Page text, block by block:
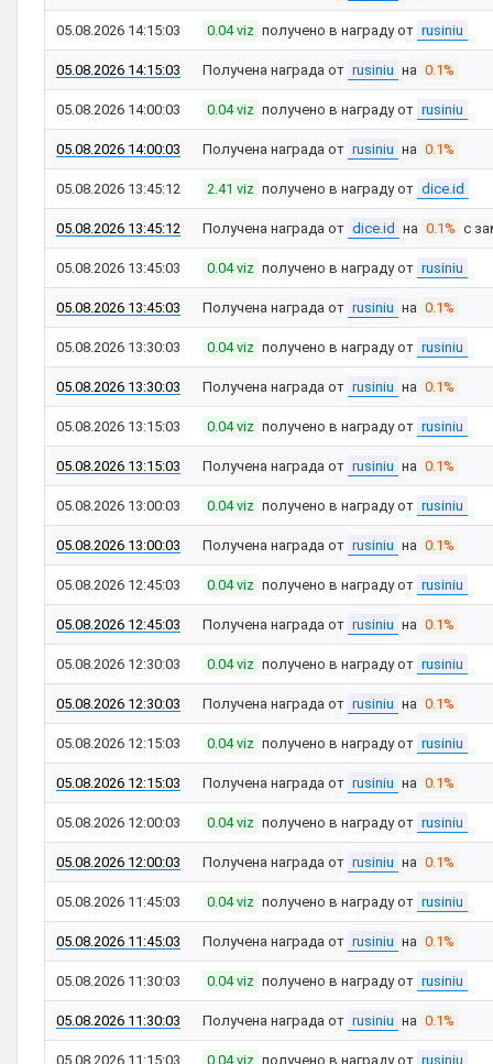
05.08.2026 14:15:03 0.04 viz получено в награду от rusiniu
05.08.2026 14:15:03 Получена награда от rusiniu на 0.1%
05.08.2026 14:00:03 0.04 viz получено в награду от rusiniu
05.08.2026 14:00:03 Получена награда от rusiniu на 0.1%
05.08.2026 13:45:12 2.41 viz получено в награду от dice.id
05.08.2026 13:45:12 Получена награда от dice.id на 0.1% с
05.08.2026 13:45:03 0.04 viz получено в награду от rusiniu
05.08.2026 13:45:03 Получена награда от rusiniu на 0.1%
05.08.2026 13:30:03 0.04 viz получено в награду от rusiniu
05.08.2026 13:30:03 Получена награда от rusiniu на 0.1%
05.08.2026 13:15:03 0.04 viz получено в награду от rusiniu
05.08.2026 13:15:03 Получена награда от rusiniu на 0.1%
05.08.2026 13:00:03 0.04 viz получено в награду от rusiniu
05.08.2026 13:00:03 Получена награда от rusiniu на 0.1%
05.08.2026 12:45:03 0.04 viz получено в награду от rusiniu
05.08.2026 12:45:03 Получена награда от rusiniu на 0.1%
05.08.2026 12:30:03 0.04 viz получено в награду от rusiniu
05.08.2026 12:30:03 Получена награда от rusiniu на 0.1%
05.08.2026 12:15:03 0.04 viz получено в награду от rusiniu
05.08.2026 12:15:03 Получена награда от rusiniu на 0.1%
05.08.2026 12:00:03 0.04 viz получено в награду от rusiniu
05.08.2026 12:00:03 Получена награда от rusiniu на 0.1%
05.08.2026 11:45:03 0.04 viz получено в награду от rusiniu
05.08.2026 11:45:03 Получена награда от rusiniu на 0.1%
05.08.2026 11:30:03 0.04 viz получено в награду от rusiniu
05.08.2026 11:30:03 Получена награда от rusiniu на 0.1%
05.08.2026 11:15:03 0.04 viz получено в награду от rusiniu